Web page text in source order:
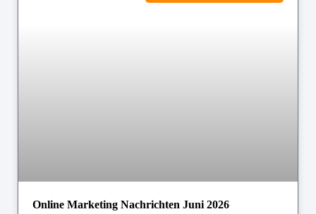
Online Marketing Nachrichten Juni 2026